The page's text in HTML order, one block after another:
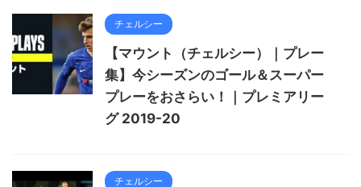
チェルシー
【マウント（チェルシー）｜プレー
集】今シーズンのゴール＆スーパー
プレーをおさらい！｜プレミアリー
グ 2019-20
チェルシー